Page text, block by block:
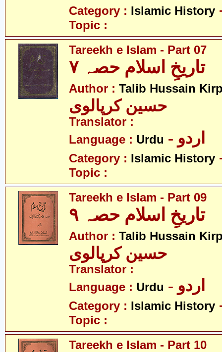
Category : Islamic History
Topic :
Tareekh e Islam - Part 07
تاریخِ اسلام حصہ ۷
Author : Talib Hussain
حسین کرپالوی
Translator :
Language : Urdu - اردو
Category : Islamic History
Topic :
Tareekh e Islam - Part 09
تاریخِ اسلام حصہ ۹
Author : Talib Hussain
حسین کرپالوی
Translator :
Language : Urdu - اردو
Category : Islamic History
Topic :
Tareekh e Islam - Part 10